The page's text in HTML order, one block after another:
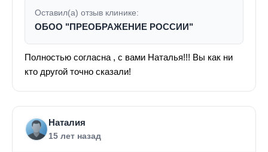
Оставил(а) отзыв клинике:
ОБОО "ПРЕОБРАЖЕНИЕ РОССИИ"
Полностью согласна , с вами Наталья!!! Вы как ни
кто другой точно сказали!
Наталия
15 лет назад